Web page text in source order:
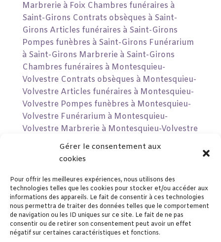
Gérer le consentement aux
cookies
Pour offrir les meilleures expériences, nous utilisons des
technologies telles que les cookies pour stocker et/ou accéder aux
informations des appareils. Le fait de consentir à ces technologies
nous permettra de traiter des données telles que le comportement
de navigation ou les ID uniques sur ce site. Le fait de ne pas
consentir ou de retirer son consentement peut avoir un effet
négatif sur certaines caractéristiques et fonctions.
Marbrerie à Foix Chambres funéraires à
Saint-Girons Contrats obsèques à Saint-
Girons Articles funéraires à Saint-Girons
Pompes funèbres à Saint-Girons Funérarium
à Saint-Girons Marbrerie à Saint-Girons
Chambres funéraires à Montesquieu-
Volvestre Contrats obsèques à Montesquieu-
Volvestre Articles funéraires à Montesquieu-
Volvestre Pompes funèbres à Montesquieu-
Volvestre Funérarium à Montesquieu-
Volvestre Marbrerie à Montesquieu-Volvestre
Chambres funéraires à Lézat-sur-Lèze
Contrats obsèques à Lézat-sur-Lèze
à Lézat-sur-LèzeFunérarium à Lézat-sur-Lèze
Marbrerie à Lézat-sur-Lèze